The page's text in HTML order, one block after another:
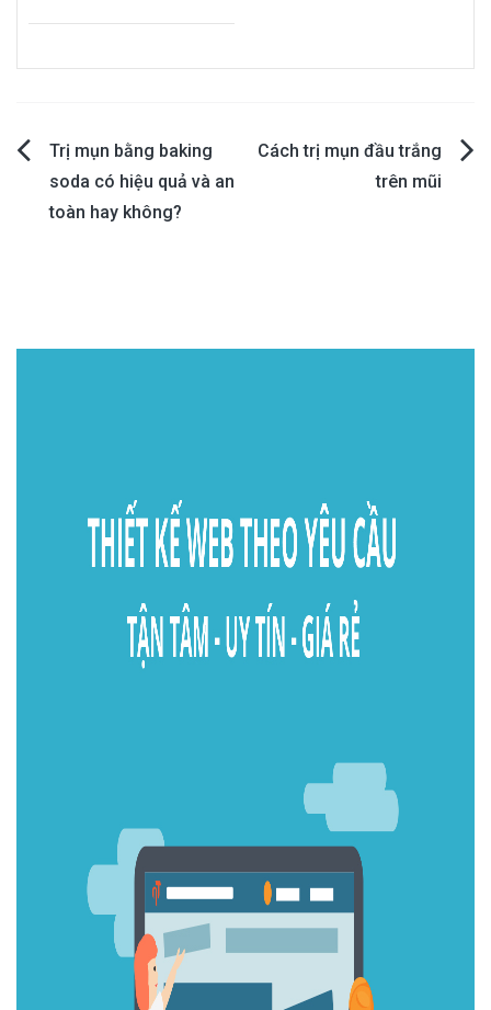
Post
navigation
Trị mụn bằng baking
soda có hiệu quả và an
toàn hay không?
Cách trị mụn đầu trắng
trên mũi